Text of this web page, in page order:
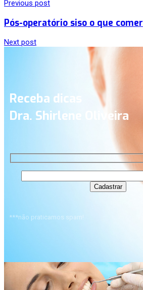
Previous post
Pós-operatório siso o que comer
Next post
Receba dicas
Dra. Shirlene Oliveira
***não praticamos spam!